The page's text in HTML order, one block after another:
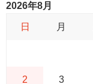
2026年8月
日 月
2 3